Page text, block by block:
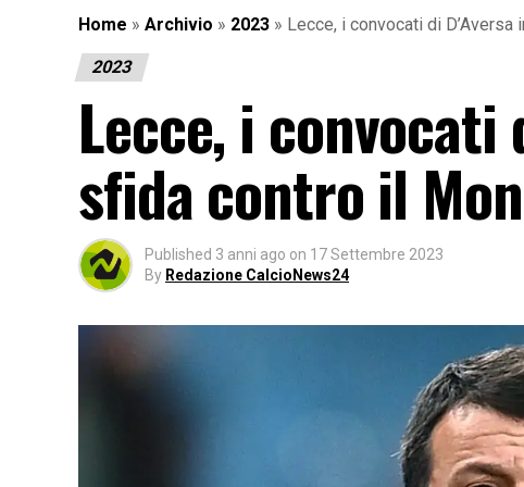
Home » Archivio » 2023 » Lecce, i convocati di
2023
Lecce, i convocati
sfida contro il
Published 3 anni ago on 17 Settembre 2023
By Redazione CalcioNews24